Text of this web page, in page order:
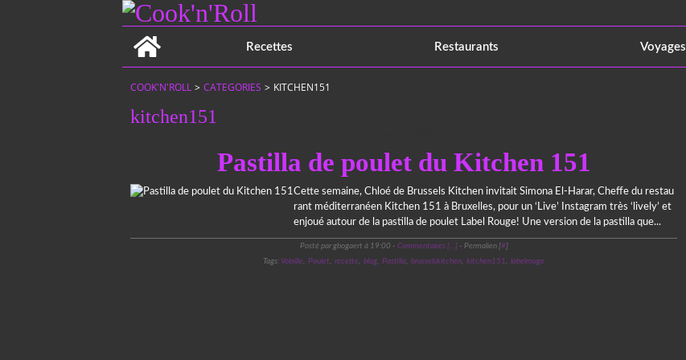
Recettes
Restaurants Voyages
COOK'N'ROLL > CATEGORIES > KITCHEN151
kitchen151
Pastilla de poulet du Kitchen 151
Cette semaine, Chloé de Brussels Kitchen invitait Simona El-Harar, Cheffe du restau
rant méditerranéen Kitchen 151 à Bruxelles, pour un ‘Live’ Instagram très ‘lively’ et
enjoué autour de la pastilla de poulet Label Rouge! Une version de la pastilla que...
Posté par gbogaert à 19:00 - Commentaires […]- Permalien [#]
Tags: Volaille, Poulet, recette, blog, Pastilla, brusselskitchen, kitchen151, labelrouge